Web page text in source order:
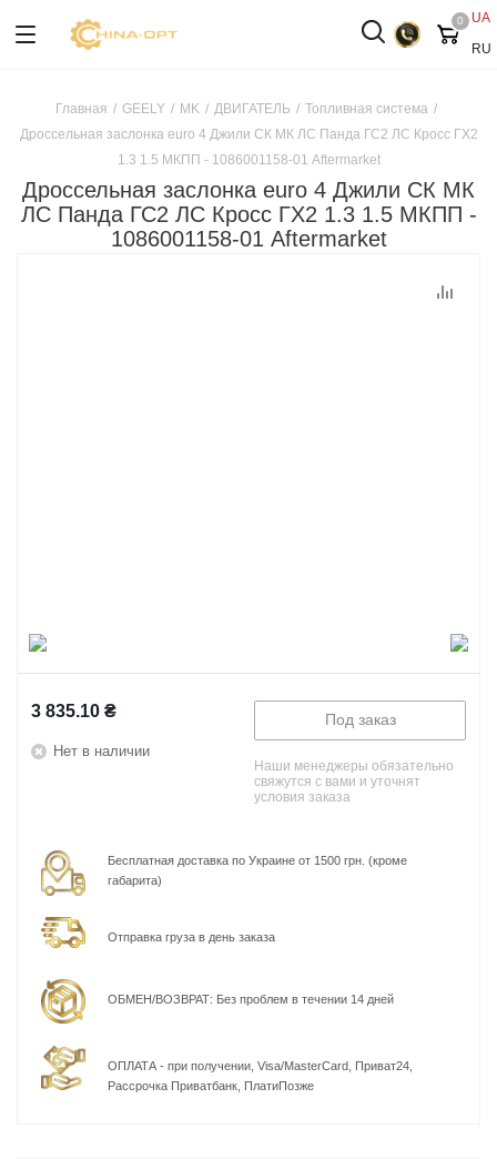
UA
RU
0
Главная / GEELY / MK / ДВИГАТЕЛЬ / Топливная система /
Дроссельная заслонка euro 4 Джили СК МК ЛС Панда ГС2 ЛС Кросс ГХ2
1.3 1.5 МКПП - 1086001158-01 Aftermarket
Дроссельная заслонка euro 4 Джили СК МК
ЛС Панда ГС2 ЛС Кросс ГХ2 1.3 1.5 МКПП -
1086001158-01 Aftermarket
3 835.10 ₴
Нет в наличии
Под заказ
Наши менеджеры обязательно
свяжутся с вами и уточнят
условия заказа
Бесплатная доставка по Украине от 1500 грн. (кроме
габарита)
Отправка груза в день заказа
ОБМЕН/ВОЗВРАТ: Без проблем в течении 14 дней
ОПЛАТА - при получении, Visa/MasterCard, Приват24,
Рассрочка Приватбанк, ПлатиПозже